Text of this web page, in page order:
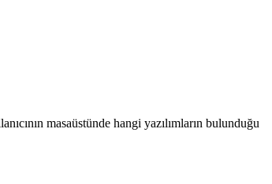
masaüstünde hangi yazılımların bulunduğu